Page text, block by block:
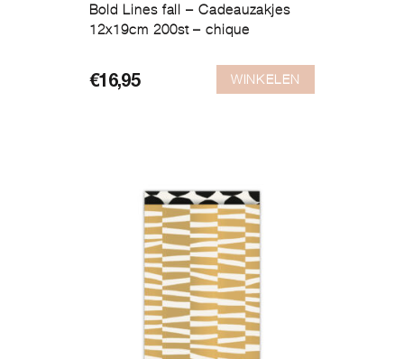
Bold Lines fall – Cadeauzakjes
12x19cm 200st – chique
€16,95 WINKELEN